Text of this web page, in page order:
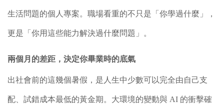
生活問題的個人專案。職場看重的不只是「你學過什麼」，
更是「你用這些能力解決過什麼問題」。
兩個月的差距，決定你畢業時的底氣
出社會前的這幾個暑假，是人生中少數可以完全由自己支
配、試錯成本最低的黃金期。大環境的變動與 AI 的衝擊確